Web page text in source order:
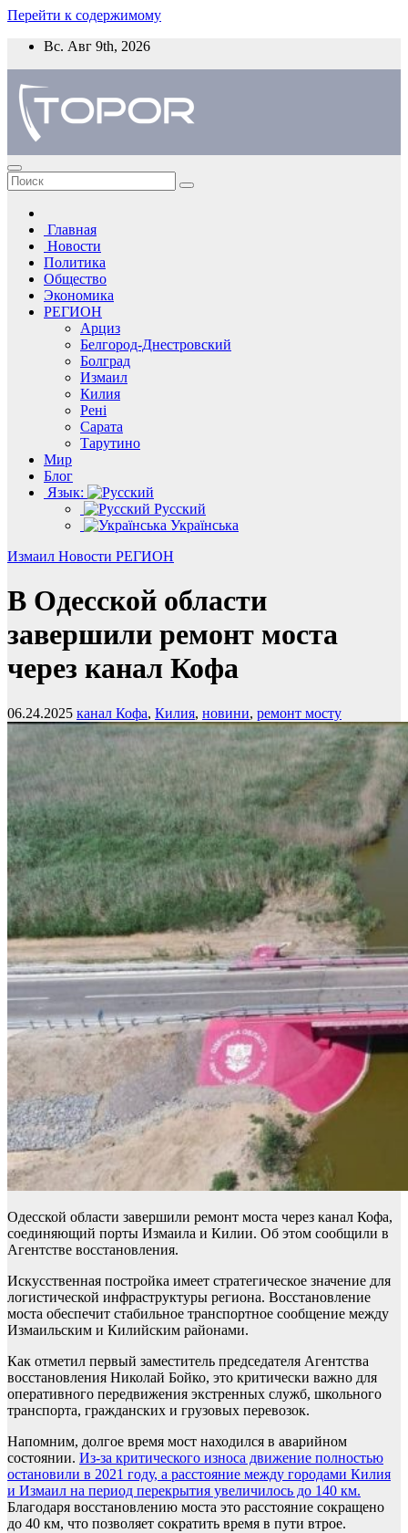
Перейти к содержимому
Вс. Авг 9th, 2026
Главная
Новости
Политика
Общество
Экономика
РЕГИОН
Арциз
Белгород-Днестровский
Болград
Измаил
Килия
Рені
Сарата
Тарутино
Мир
Блог
Язык:
Русский
Українська
Измаил Новости РЕГИОН
В Одесской области
завершили ремонт моста
через канал Кофа
06.24.2025 канал Кофа, Килия, новини, ремонт мосту
Одесской области завершили ремонт моста через канал Кофа,
соединяющий порты Измаила и Килии. Об этом сообщили в
Агентстве восстановления.
Искусственная постройка имеет стратегическое значение для
логистической инфраструктуры региона. Восстановление
моста обеспечит стабильное транспортное сообщение между
Измаильским и Килийским районами.
Как отметил первый заместитель председателя Агентства
восстановления Николай Бойко, это критически важно для
оперативного передвижения экстренных служб, школьного
транспорта, гражданских и грузовых перевозок.
Напомним, долгое время мост находился в аварийном
состоянии. Из-за критического износа движение полностью
остановили в 2021 году, а расстояние между городами Килия
и Измаил на период перекрытия увеличилось до 140 км.
Благодаря восстановлению моста это расстояние сокращено
до 40 км, что позволяет сократить время в пути втрое.